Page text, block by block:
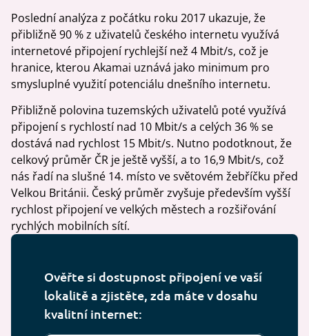
Poslední analýza z počátku roku 2017 ukazuje, že
přibližně 90 % z uživatelů českého internetu využívá
internetové připojení rychlejší než 4 Mbit/s, což je
hranice, kterou Akamai uznává jako minimum pro
smysluplné využití potenciálu dnešního internetu.
Přibližně polovina tuzemských uživatelů poté využívá
připojení s rychlostí nad 10 Mbit/s a celých 36 % se
dostává nad rychlost 15 Mbit/s. Nutno podotknout, že
celkový průměr ČR je ještě vyšší, a to 16,9 Mbit/s, což
nás řadí na slušné 14. místo ve světovém žebříčku před
Velkou Británii. Český průměr zvyšuje především vyšší
rychlost připojení ve velkých městech a rozšiřování
rychlých mobilních sítí.
Ověřte si dostupnost připojení ve vaší
lokalitě a zjistěte, zda máte v dosahu
kvalitní internet: